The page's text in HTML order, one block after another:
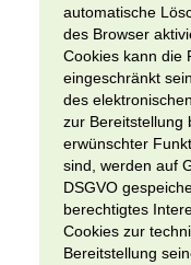
automatische
des Browser
Cookies kann die
eingeschränkt
des
zur Bereitstellung
erwünschter
sind, werden auf
DSGVO
berechtigtes
Cookies zur
Bereitstellung